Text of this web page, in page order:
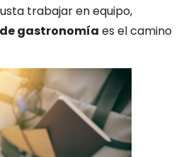
trabajar en equipo,
gastronomía es el camino